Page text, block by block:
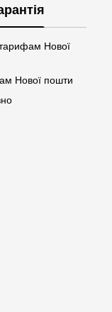
Нової
Нової пошти